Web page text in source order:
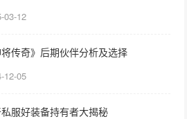
03-12
将传奇》后期伙伴分析及选择
12-05
服好装备持有者大揭秘